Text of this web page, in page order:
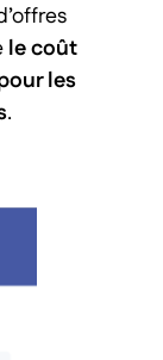
le coût
les
.